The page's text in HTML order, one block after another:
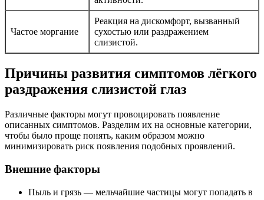
Частое моргание
Реакция на дискомфорт, вызванный
сухостью или раздражением
слизистой.
Причины развития симптомов лёгкого
раздражения слизистой глаз
Различные факторы могут провоцировать появление
описанных симптомов. Разделим их на основные категории,
чтобы было проще понять, каким образом можно
минимизировать риск появления подобных проявлений.
Внешние факторы
Пыль и грязь — мельчайшие частицы могут попадать в